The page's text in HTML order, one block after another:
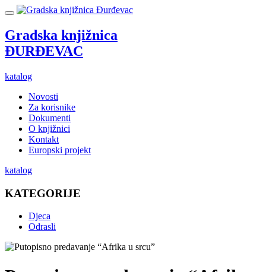
Gradska knjižnica
ĐURĐEVAC
katalog
Novosti
Za korisnike
Dokumenti
O knjižnici
Kontakt
Europski projekt
katalog
KATEGORIJE
Djeca
Odrasli